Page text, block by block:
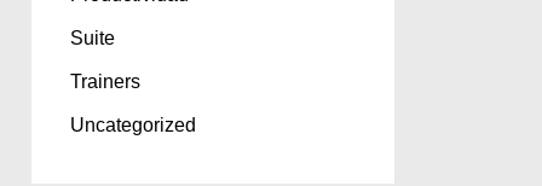
Suite
Trainers
Uncategorized